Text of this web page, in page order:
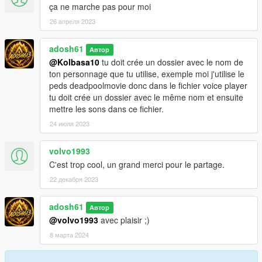
ça ne marche pas pour moi
26 апреля 2023
adosh61 Автор
@Kolbasa10 tu doit crée un dossier avec le nom de
ton personnage que tu utilise, exemple moi j'utilise le
peds deadpoolmovie donc dans le fichier voice player
tu doit crée un dossier avec le même nom et ensuite
mettre les sons dans ce fichier.
24 июля 2023
volvo1993
C'est trop cool, un grand merci pour le partage.
22 декабря 2023
adosh61 Автор
@volvo1993 avec plaisir ;)
8 марта 2024